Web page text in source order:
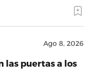
Ago 8, 2026
las puertas a los